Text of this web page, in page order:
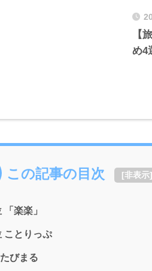
【
め4
この記事の目次 [非表示]
「楽楽」
ことりっぷ
びまる